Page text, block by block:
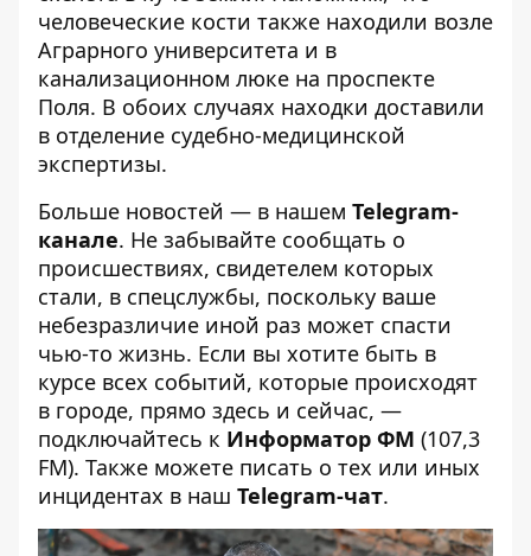
человеческие кости также находили возле
Аграрного университета и в
канализационном люке на проспекте
Поля. В обоих случаях находки доставили
в отделение судебно-медицинской
экспертизы.
Больше новостей — в нашем Telegram-
канале. Не забывайте сообщать о
происшествиях, свидетелем которых
стали, в спецслужбы, поскольку ваше
небезразличие иной раз может спасти
чью-то жизнь. Если вы хотите быть в
курсе всех событий, которые происходят
в городе, прямо здесь и сейчас, —
подключайтесь к Информатор ФМ (107,3
FM). Также можете писать о тех или иных
инцидентах в наш Telegram-чат.